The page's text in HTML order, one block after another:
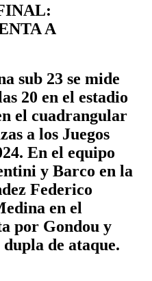
A
sub 23 se mide
20 en el estadio
el cuadrangular
a los Juegos
En el equipo
y Barco en la
Federico
en el
por Gondou y
de ataque.